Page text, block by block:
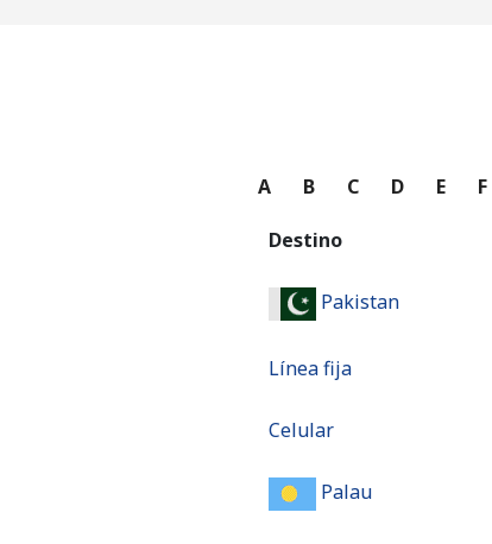
A B C D E F
Destino
Pakistan
Línea fija
Celular
Palau